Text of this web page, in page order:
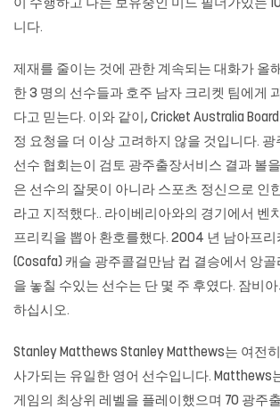
이 수행하고 나는 보유중인 미드 필더가있는
니다.
제재를 줄이는 것에 관한 계속되는 대화가 올
한 3 명의 선수들과 호주 남자 크리켓 팀에게
다고 믿는다. 이와 같이, Cricket Australia
정 요청을 더 이상 고려하지 않을 것입니다.
선수 협회는이 검토 광주출장서비스 결과 볼
은 선수의 잘못이 아니라 스포츠 정신으로 인
라고 지적했다.. 라이베리아와의 경기에서 벤
프리킥을 뽑아 환호를했다. 2004 년 남아프리
(Cosafa) 캐슬 광주콜걸만남 컵 결승에서 앙골
을 놓칠 수있는 선수는 단 몇 주 후였다. 잠비
하십시오.
Stanley Matthews Stanley Matthews는 여전히
사가되는 유일한 영어 선수입니다. Matthews
게임의 최상위 레벨을 플레이했으며 70 광주